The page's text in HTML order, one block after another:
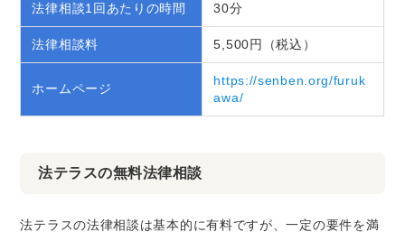
法律相談1回あたりの時間 30分
法律相談料 5,500円（税込）
ホームページ
https://senben.org/furuk
awa/
法テラスの無料法律相談
法テラスの法律相談は基本的に有料ですが、一定の要件を満